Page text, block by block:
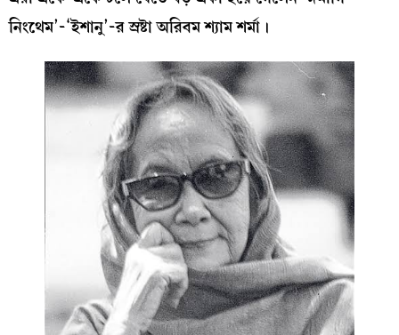
নিংথেম’-‘ইশানু’-র স্রষ্টা অরিবম শ্যাম শর্মা।